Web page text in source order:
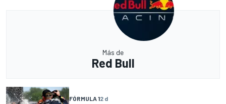
Más de
Red Bull
FÓRMULA 12 d